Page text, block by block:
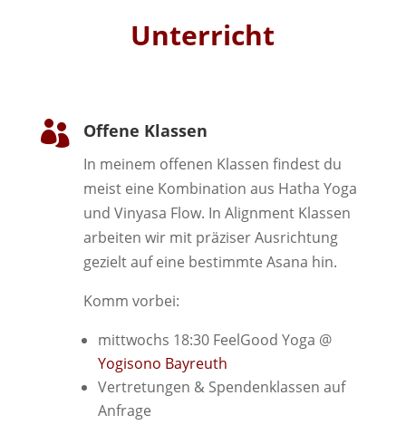
Unterricht
 Offene Klassen
In meinem offenen Klassen findest du
meist eine Kombination aus Hatha Yoga
und Vinyasa Flow. In Alignment Klassen
arbeiten wir mit präziser Ausrichtung
gezielt auf eine bestimmte Asana hin.
Komm vorbei:
mittwochs 18:30 FeelGood Yoga @
Yogisono Bayreuth
Vertretungen & Spendenklassen auf
Anfrage